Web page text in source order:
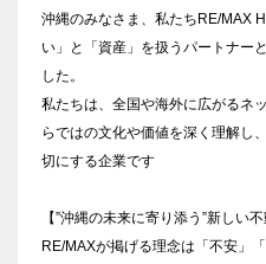
沖縄のみなさま、私たちRE/MAX
い」と「資産」を扱うパートナー
した。
私たちは、全国や海外に広がるネ
らではの文化や価値を深く理解し
切にする企業です
【”沖縄の未来に寄り添う”新しい不
RE/MAXが掲げる理念は「不安」